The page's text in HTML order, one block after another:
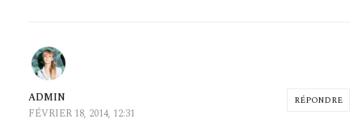
RÉPONDRE
ADMIN
FÉVRIER 18, 2014, 12:31